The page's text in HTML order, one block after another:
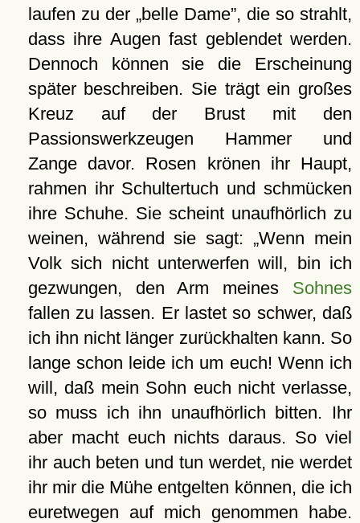
laufen zu der belle Dame , die so strahlt,
dass ihre Augen fast geblendet werden.
Dennoch können sie die Erscheinung
später beschreiben. Sie trägt ein großes
Kreuz auf der Brust mit den
Passionswerkzeugen Hammer und
Zange davor. Rosen krönen ihr Haupt,
rahmen ihr Schultertuch und schmücken
ihre Schuhe. Sie scheint unaufhörlich zu
weinen, während sie sagt: Wenn mein
Volk sich nicht unterwerfen will, bin ich
gezwungen, den Arm meines Sohnes
fallen zu lassen. Er lastet so schwer, daß
ich ihn nicht länger zurückhalten kann. So
lange schon leide ich um euch! Wenn ich
will, daß mein Sohn euch nicht verlasse,
so muss ich ihn unaufhörlich bitten. Ihr
aber macht euch nichts daraus. So viel
ihr auch beten und tun werdet, nie werdet
ihr mir die Mühe entgelten können, die ich
euretwegen auf mich genommen habe.